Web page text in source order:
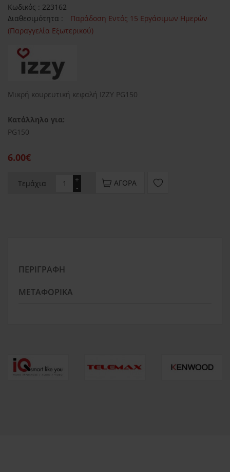
Κωδικός : 223162
Διαθεσιμότητα :
Παράδοση Εντός 15 Εργάσιμων Ημερών
(Παραγγελία Εξωτερικού)
Μικρή κουρευτική κεφαλή IZZY PG150
Κατάλληλο για:
PG150
6.00€
Τεμάχια -
+ ΑΓΟΡΆ
ΠΕΡΙΓΡΑΦΉ
ΜΕΤΑΦΟΡΙΚΆ